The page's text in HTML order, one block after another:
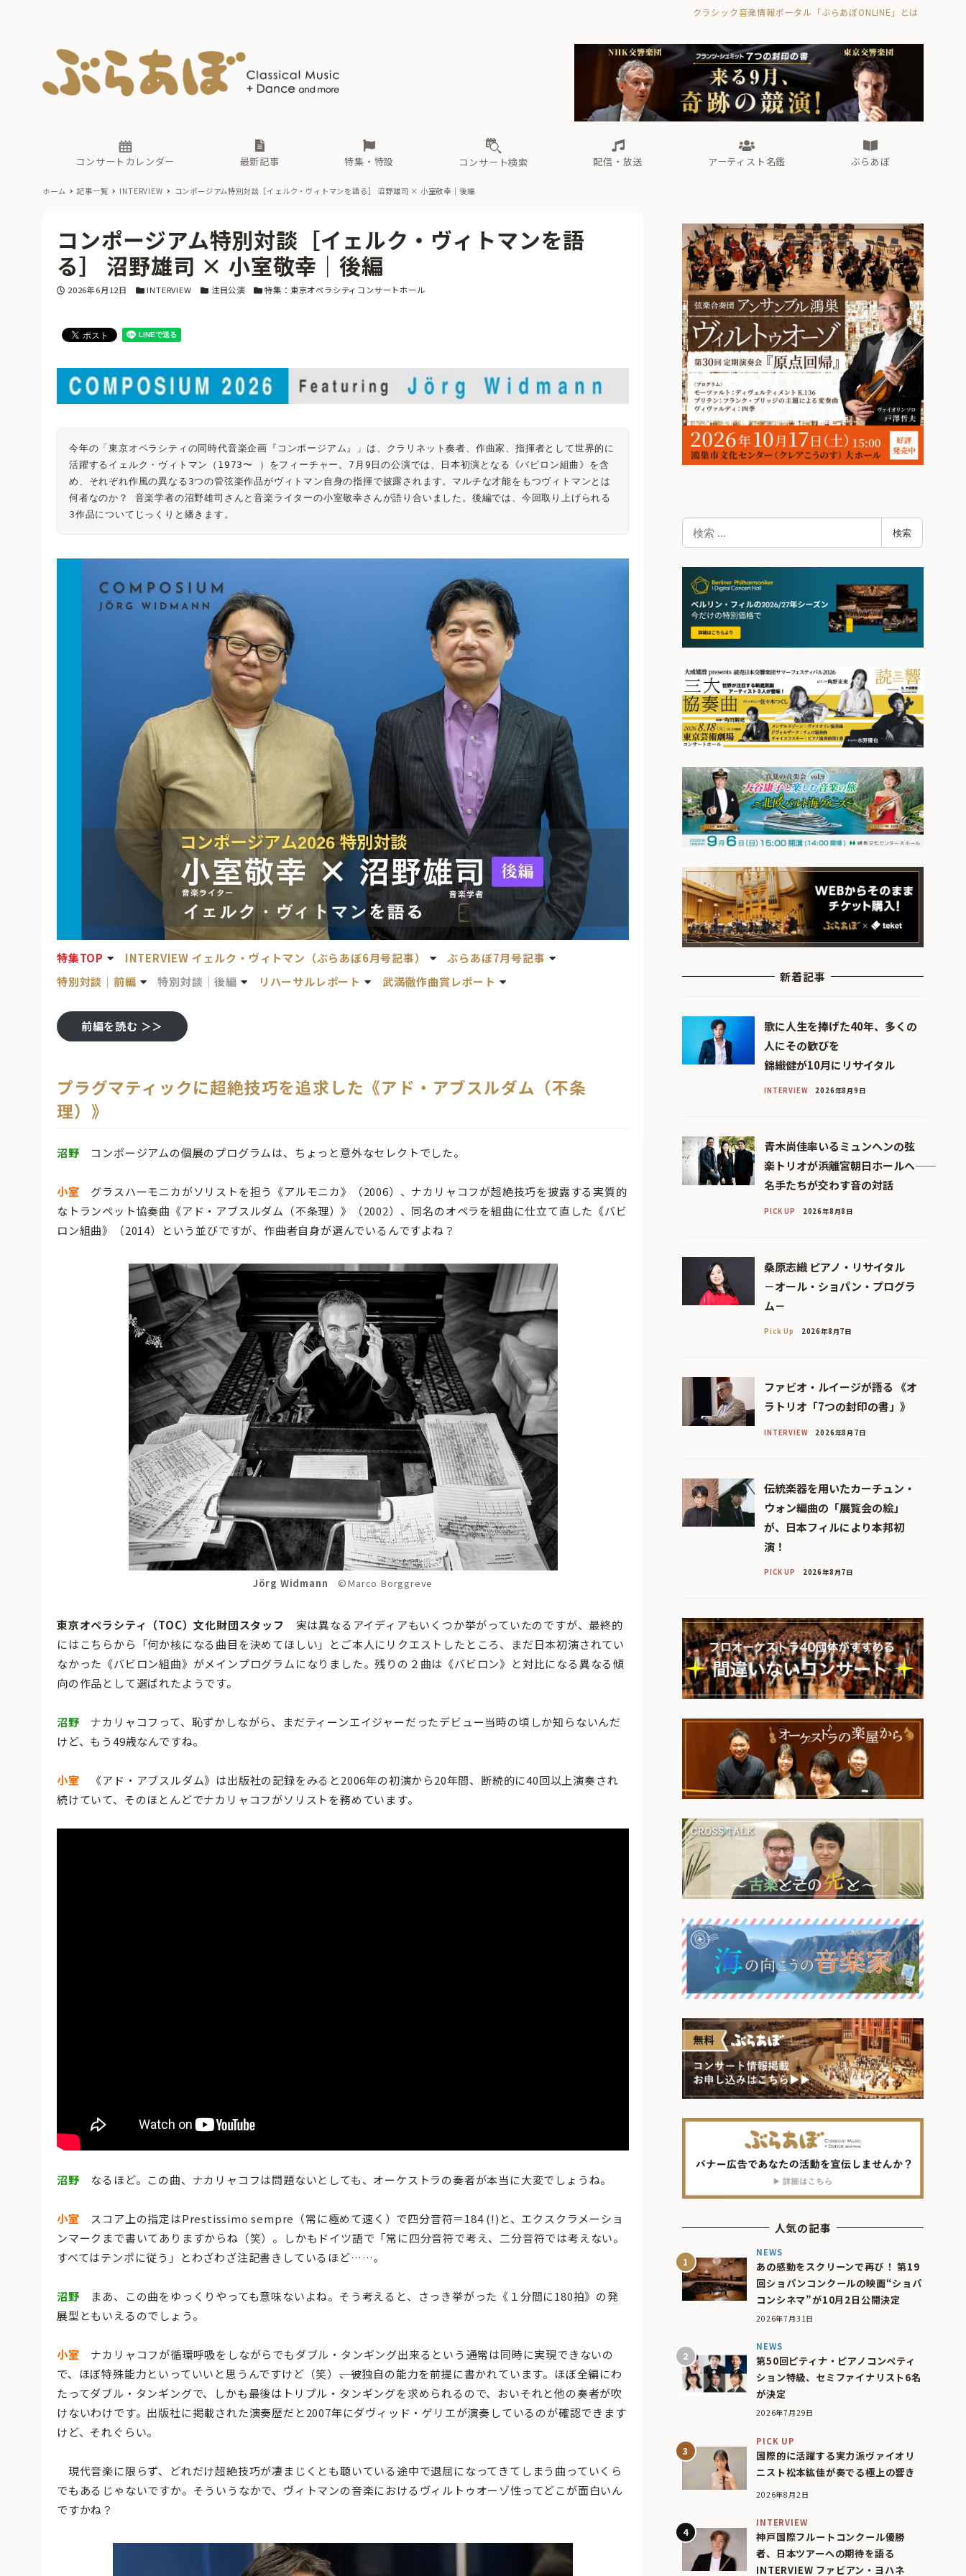
クラシック音楽情報ポータル「ぶらあぼONLINE」とは
コンサートカレンダー 最新記事
古楽とその先と オーケストラの楽屋から 海の向こうの音楽家 ぶらあぼブラス！
フォルテピアノ・オデッセイ
過去の連載
特集・特設
現場のプロが推す！間違いないオーケストラコンサート
過去の特集
コンサート検索 配信・放送
無料ライブ配信スケジュール 有料ライブ配信スケジュール
アーティスト名鑑
あ か さ た は ま ら わ
ぶらあぼ
古楽とその先と Aからの眺望 ぶらあぼブラス！
フォルテピアノ・オデッセイ
無料ライブ配信スケジュール
あ か さ
ホーム 記事一覧 INTERVIEW コンポージアム特別対談［イェルク・ヴィトマンを語る］ 沼野雄司 × 小室敬幸｜後編
コンポージアム特別対談［イェルク・ヴィトマンを語
る］ 沼野雄司 × 小室敬幸｜後編
投稿日
2026年6月12日 カテゴリー
INTERVIEW カテゴリー
注目公演 カテゴリー
特集：東京オペラシティコンサートホール
今年の「東京オペラシティの同時代音楽企画『コンポージアム』」は、クラリネット奏者、作曲家、指揮者として世界的に
活躍するイェルク・ヴィトマン（1973〜 ）をフィーチャー。7月9日の公演では、日本初演となる《バビロン組曲》を含
め、それぞれ作風の異なる3つの管弦楽作品がヴィトマン自身の指揮で披露されます。マルチな才能をもつヴィトマンとは
何者なのか？ 音楽学者の沼野雄司さんと音楽ライターの小室敬幸さんが語り合いました。後編では、今回取り上げられる
3作品についてじっくりと繙きます。
特集TOP INTERVIEW イェルク・ヴィトマン（ぶらあぼ6月号記事）
ぶらあぼ7月号記事
特別対談 ｜前編 特別対談 ｜後編 リハーサルレポート 武満徹作曲賞レポート
前編を読む ＞＞
プラグマティックに超絶技巧を追求した《アド・アブスルダム（不条
理）》
沼野 コンポージアムの個展のプログラムは、ちょっと意外なセレクトでした。
小室 グラスハーモニカがソリストを担う《アルモニカ》（2006）、ナカリャコフが超絶技巧を披露する実質的
なトランペット協奏曲《アド・アブスルダム（不条理）》（2002）、同名のオペラを組曲に仕立て直した《バビ
ロン組曲》（2014）という並びですが、作曲者自身が選んでいるんですよね？
Jörg Widmann ©Marco Borggreve
東京オペラシティ（TOC）文化財団スタッフ 実は異なるアイディアもいくつか挙がっていたのですが、最終的
にはこちらから「何か核になる曲目を決めてほしい」とご本人にリクエストしたところ、まだ日本初演されてい
なかった《バビロン組曲》がメインプログラムになりました。残りの２曲は《バビロン》と対比になる異なる傾
向の作品として選ばれたようです。
沼野 ナカリャコフって、恥ずかしながら、まだティーンエイジャーだったデビュー当時の頃しか知らないんだ
けど、もう49歳なんですね。
小室 《アド・アブスルダム》は出版社の記録をみると2006年の初演から20年間、断続的に40回以上演奏され
続けていて、そのほとんどでナカリャコフがソリストを務めています。
沼野 なるほど。この曲、ナカリャコフは問題ないとしても、オーケストラの奏者が本当に大変でしょうね。
小室 スコア上の指定はPrestissimo sempre（常に極めて速く）で四分音符＝184 (!)と、エクスクラメーショ
ンマークまで書いてありますからね（笑）。しかもドイツ語で「常に四分音符で考え、二分音符では考えない。
すべてはテンポに従う」とわざわざ注記書きしているほど……。
沼野 まあ、この曲をゆっくりやっても意味ないよね。そう考えると、さっき挙がった《１分間に180拍》の発
展型ともいえるのでしょう。
小室 ナカリャコフが循環呼吸をしながらでもダブル・タンギング出来るという――通常は同時に実現できないの
で、ほぼ特殊能力といっていいと思うんですけど（笑）――、彼独自の能力を前提に書かれています。ほぼ全編にわ
たってダブル・タンギングで、しかも最後はトリプル・タンギングを求められるので、おいそれと他の奏者が吹
けないわけです。出版社に掲載された演奏歴だと2007年にダヴィッド・ゲリエが演奏しているのが確認できます
けど、それぐらい。
現代音楽に限らず、どれだけ超絶技巧が凄まじくとも聴いている途中で退屈になってきてしまう曲っていくら
でもあるじゃないですか。そういうなかで、ヴィトマンの音楽におけるヴィルトゥオーゾ性ってどこが面白いん
ですかね？
検
索
検索
新着記事
歌に人生を捧げた40年、多くの
人にその歓びを
錦織健が10月にリサイタル
INTERVIEW 2026年8月9日
青木尚佳率いるミュンヘンの弦
楽トリオが浜離宮朝日ホールへ――
名手たちが交わす音の対話
PICK UP 2026年8月8日
桑原志織 ピアノ・リサイタル
－オール・ショパン・プログラ
ム－
Pick Up 2026年8月7日
ファビオ・ルイージが語る 《オ
ラトリオ「7つの封印の書」》
INTERVIEW 2026年8月7日
伝統楽器を用いたカーチュン・
ウォン編曲の「展覧会の絵」
が、日本フィルにより本邦初
演！
PICK UP 2026年8月7日
人気の記事
NEWS
あの感動をスクリーンで再び！ 第19
回ショパンコンクールの映画“ショパ
コンシネマ”が10月2日公開決定
2026年7月31日
NEWS
第50回ピティナ・ピアノコンペティ
ション特級、セミファイナリスト6名
が決定
2026年7月29日
PICK UP
国際的に活躍する実力派ヴァイオリ
ニスト松本紘佳が奏でる極上の響き
2026年8月2日
INTERVIEW
神戸国際フルートコンクール優勝
者、日本ツアーへの期待を語る
INTERVIEW ファビアン・ヨハネ